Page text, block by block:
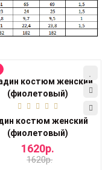
костюм женский
(фиолетовый)
1620р.
1620р.